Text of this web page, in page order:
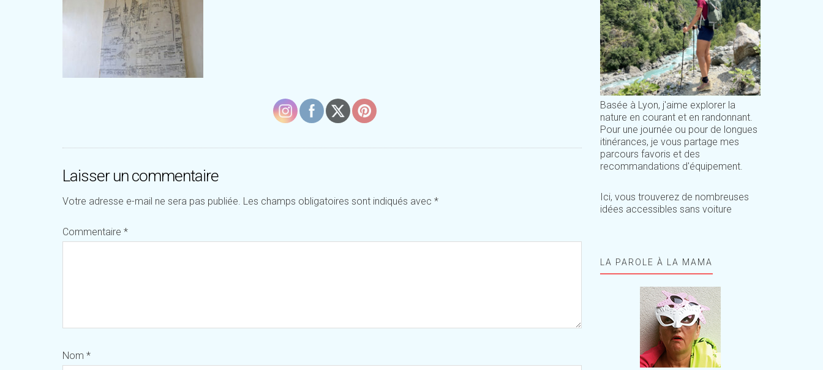
Laisser un commentaire
Votre adresse e-mail ne sera pas publiée. Les champs obligatoires sont indiqués avec *
Commentaire *
Nom *
Basée à Lyon, j'aime explorer la
nature en courant et en randonnant.
Pour une journée ou pour de longues
itinérances, je vous partage mes
parcours favoris et des
recommandations d'équipement.
Ici, vous trouverez de nombreuses
idées accessibles sans voiture
LA PAROLE À LA MAMA